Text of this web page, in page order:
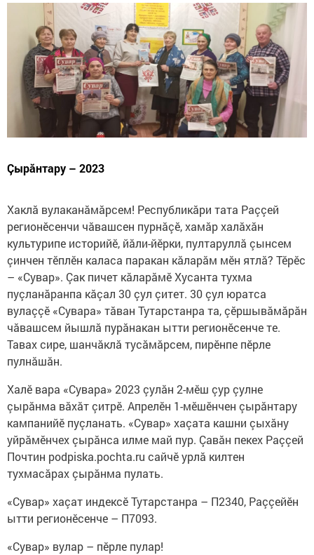
Çырăнтару – 2023
Хаклă вулаканăмăрсем! Республикăри тата Раççей
регионӗсенчи чăвашсен пурнăçӗ, хамăр халăхăн
культурипе историйӗ, йăли-йӗрки, пултаруллă çынсем
çинчен тӗплӗн каласа паракан кăларăм мӗн ятлă? Тӗрӗс
– «Сувар». Çак пичет кăларăмӗ Хусанта тухма
пуçланăранпа кăçал 30 çул çитет. 30 çул юратса
вулаççӗ «Сувара» тăван Тутарстанра та, çӗршывăмăрăн
чăвашсем йышлă пурăнакан ытти регионӗсенче те.
Тавах сире, шанчăклă тусăмăрсем, пирӗнпе пӗрле
пулнăшăн.
Халӗ вара «Сувара» 2023 çулăн 2-мӗш çур çулне
çырăнма вăхăт çитрӗ. Апрелӗн 1-мӗшӗнчен çырăнтару
кампанийӗ пуçланать. «Сувар» хаçата кашни çыхăну
уйрăмӗнчех çырăнса илме май пур. Çавăн пекех Раççей
Почтин podpiska.pochta.ru сайчӗ урлă килтен
тухмасăрах çырăнма пулать.
«Сувар» хаçат индексӗ Тутарстанра – П2340, Раççейӗн
ытти регионӗсенче – П7093.
«Сувар» вулар – пӗрле пулар!